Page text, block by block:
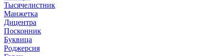
Тысячелистник
Манжетка
Дицентра
Посконник
Буквица
Роджерсия